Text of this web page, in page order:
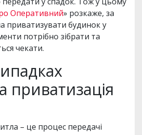
Оперативний» розкаже, за
приватизувати будинок у
потрібно зібрати та
чекати.
приватизація
– це процес передачі